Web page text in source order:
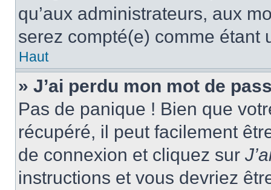
qu’aux administrateurs, aux
serez compté(e) comme étant
Haut
» J’ai perdu mon mot de
Pas de panique ! Bien que
récupéré, il peut facilement
de connexion et cliquez sur
instructions et vous devriez